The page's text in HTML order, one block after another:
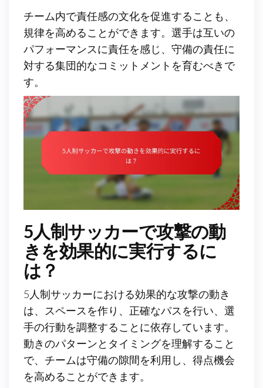
チーム内で責任感の文化を促進することも、
規律を高めることができます。選手は互いの
パフォーマンスに責任を感じ、守備の責任に
対する集団的なコミットメントを育むべきで
す。
5人制サッカーで攻撃の動
きを効果的に実行するに
は？
5人制サッカーにおける効果的な攻撃の動き
は、スペースを作り、正確なパスを行い、選
手の行動を調整することに依存しています。
動きのパターンとタイミングを理解すること
で、チームは守備の隙間を利用し、得点機会
を高めることができます。